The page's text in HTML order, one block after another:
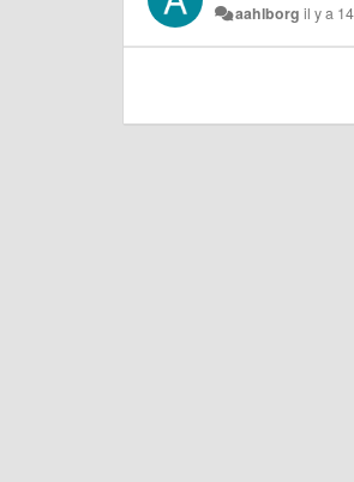
aahlborg il y a